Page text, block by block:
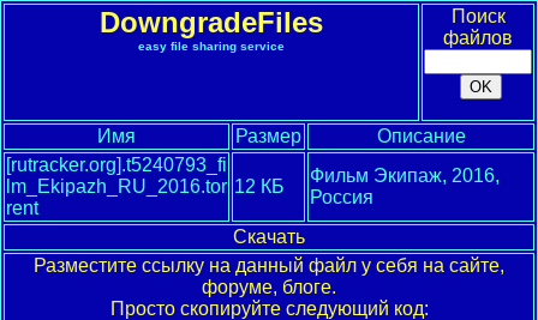
DowngradeFiles
easy file sharing service
Поиск
файлов
Имя Размер
Описание
[rutracker.org].t5240793_fi
lm_Ekipazh_RU_2016.tor
rent
12 КБ
Фильм Экипаж, 2016,
Россия
Скачать
Разместите ссылку на данный файл у себя на сайте,
форуме, блоге.
Просто скопируйте следующий код: